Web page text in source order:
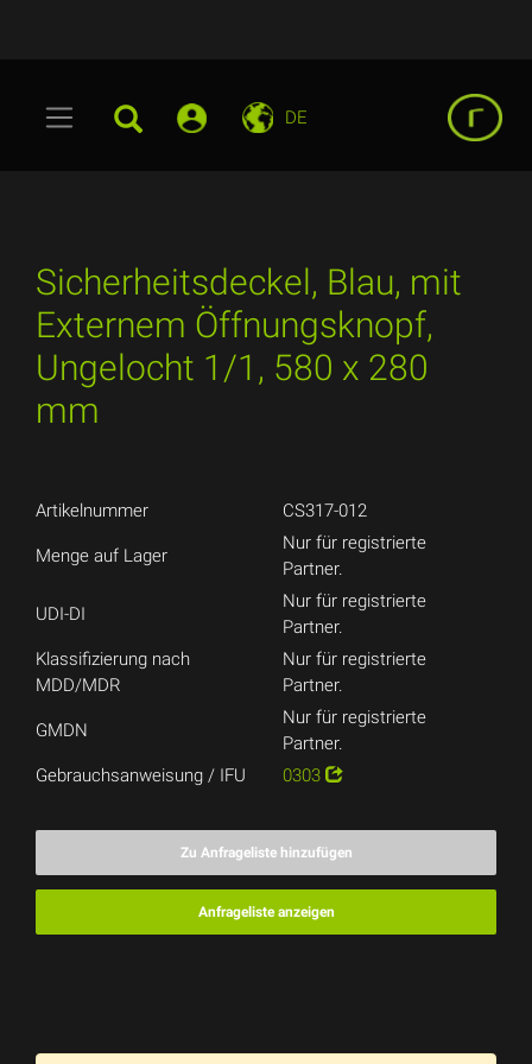
DE
Sicherheitsdeckel, Blau, mit
Externem Öffnungsknopf,
Ungelocht 1/1, 580 x 280
mm
Artikelnummer CS317-012
Menge auf Lager
Nur für registrierte
Partner.
UDI-DI
Nur für registrierte
Partner.
Klassifizierung nach
MDD/MDR
Nur für registrierte
Partner.
GMDN
Nur für registrierte
Partner.
Gebrauchsanweisung / IFU
0303
Zu Anfrageliste hinzufügen
Anfrageliste anzeigen